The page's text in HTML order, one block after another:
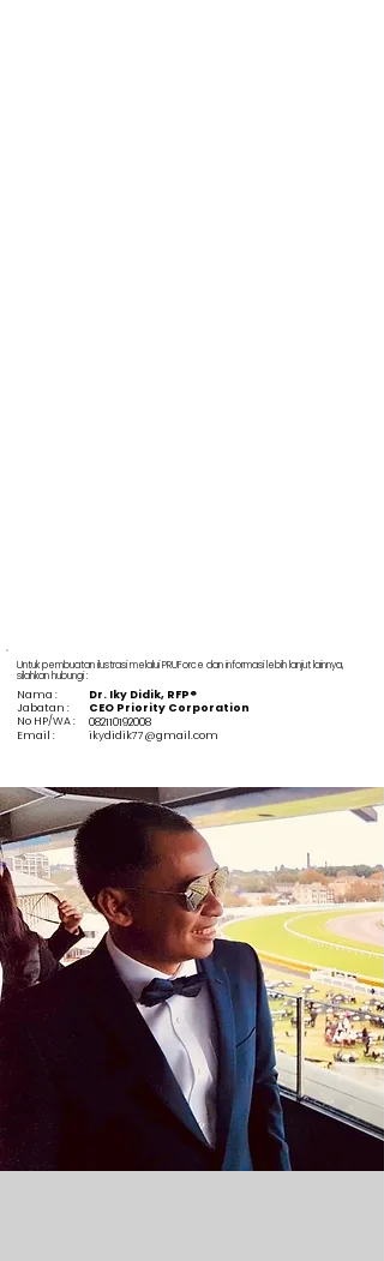
Untuk pembuatan ilustrasi melalui PRUForce dan informasi lebih lanjut lainnya,
silahkan hubungi :
Nama :
Dr. Iky Didik, RFP®
Jabatan :
CEO Priority Corporation
No HP/WA :
082110192008
Email :
ikydidik77@gmail.com